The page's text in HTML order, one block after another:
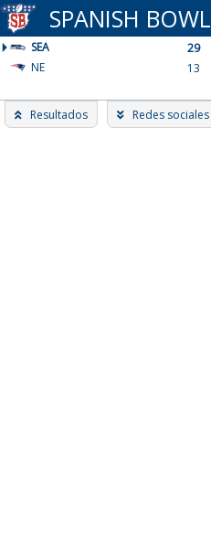
Skip
to
content
SPANISH BOWL
SEA
29
NE
13
Resultados Redes sociales